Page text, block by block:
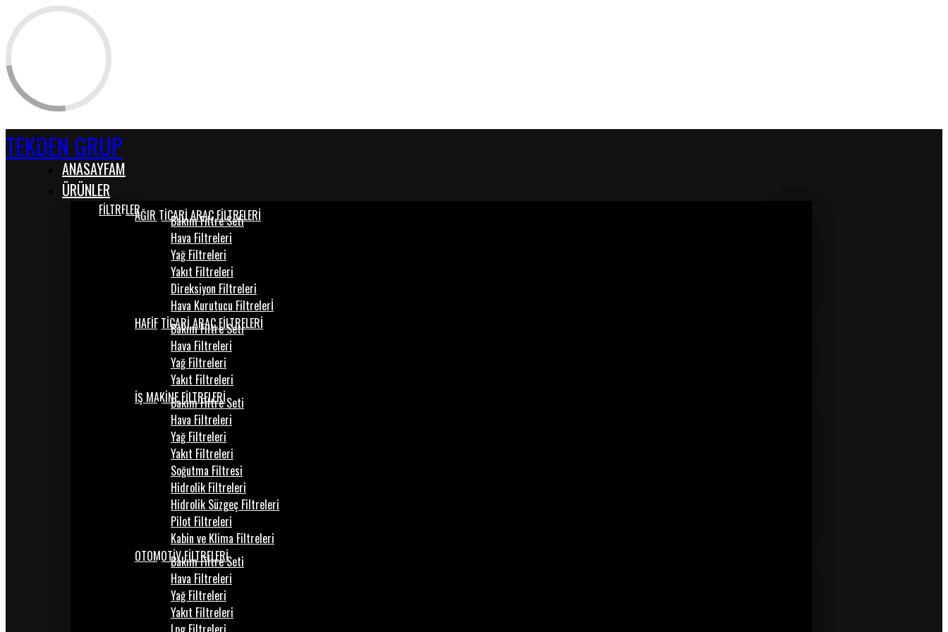
TEKDEN GRUP
ANASAYFAM
ÜRÜNLER
FİLTRELERAĞIR TİCARİ ARAÇ FİLTRELERİ
Bakım Filtre Seti
Hava Filtreleri
Yağ Filtreleri
Yakıt Filtreleri
Direksiyon Filtreleri
Hava Kurutucu Filtrelerİ
HAFİF TİCARİ ARAÇ FİLTRELERİ
Bakım Filtre Seti
Hava Filtreleri
Yağ Filtreleri
Yakıt Filtreleri
İŞ MAKİNE FİLTRELERİ
Bakım Filtre Seti
Hava Filtreleri
Yağ Filtreleri
Yakıt Filtreleri
Soğutma Filtresi
Hidrolik Filtreleri
Hidrolik Süzgeç Filtreleri
Pilot Filtreleri
Kabin ve Klima Filtreleri
OTOMOTİV FİLTRELERİ
Bakım Filtre Seti
Hava Filtreleri
Yağ Filtreleri
Yakıt Filtreleri